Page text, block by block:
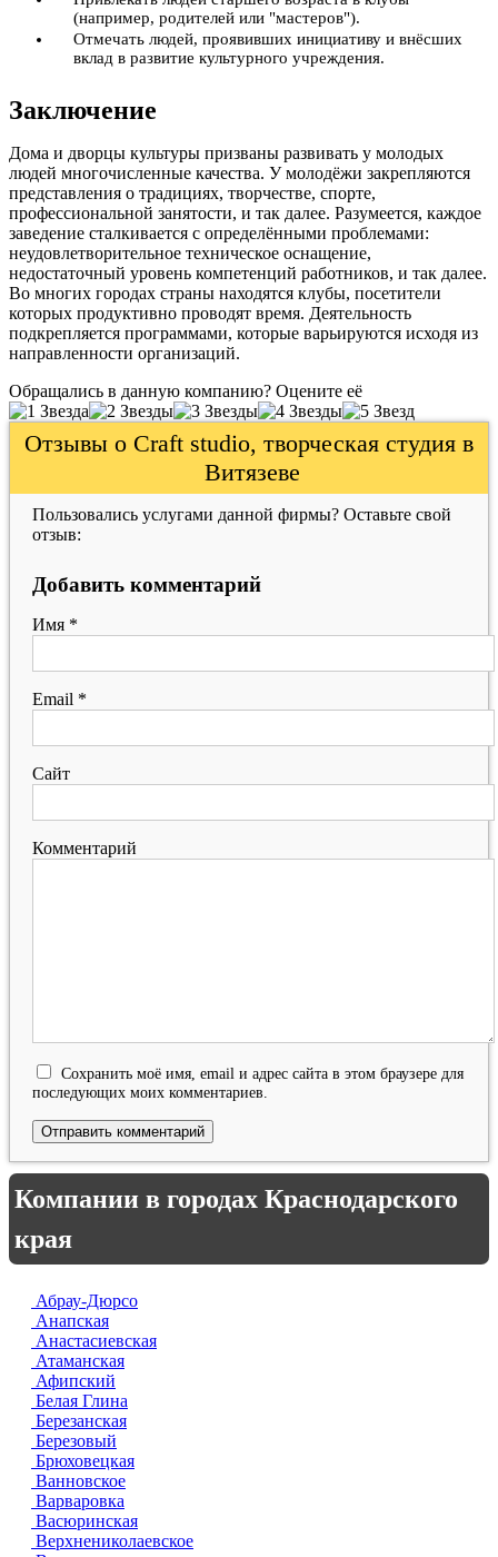
(например, родителей или "мастеров").
Отмечать людей, проявивших инициативу и внёсших
вклад в развитие культурного учреждения.
Заключение
Дома и дворцы культуры призваны развивать у молодых
людей многочисленные качества. У молодёжи закрепляются
представления о традициях, творчестве, спорте,
профессиональной занятости, и так далее. Разумеется, каждое
заведение сталкивается с определёнными проблемами:
неудовлетворительное техническое оснащение,
недостаточный уровень компетенций работников, и так далее.
Во многих городах страны находятся клубы, посетители
которых продуктивно проводят время. Деятельность
подкрепляется программами, которые варьируются исходя из
направленности организаций.
Обращались в данную компанию? Оцените её
Отзывы о Craft studio, творческая студия в
Витязеве
Пользовались услугами данной фирмы? Оставьте свой
отзыв:
Добавить комментарий
Имя *
Email *
Сайт
Комментарий
Сохранить моё имя, email и адрес сайта в этом браузере для
последующих моих комментариев.
Компании в городах Краснодарского
края
Абрау-Дюрсо
Анапская
Анастасиевская
Атаманская
Афипский
Белая Глина
Березанская
Березовый
Брюховецкая
Ванновское
Варваровка
Васюринская
Верхнениколаевское